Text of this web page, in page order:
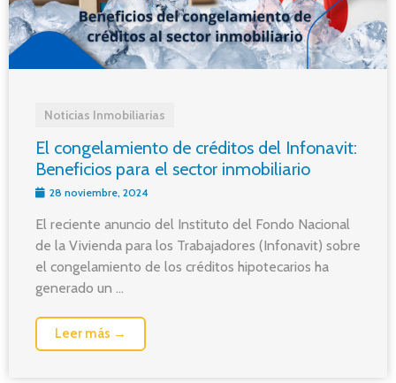
Noticias Inmobiliarias
El congelamiento de créditos del Infonavit:
Beneficios para el sector inmobiliario
28 noviembre, 2024
El reciente anuncio del Instituto del Fondo Nacional
de la Vivienda para los Trabajadores (Infonavit) sobre
el congelamiento de los créditos hipotecarios ha
generado un ...
Leer más →